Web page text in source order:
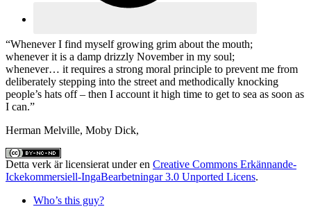
“Whenever I find myself growing grim about the mouth;
whenever it is a damp drizzly November in my soul;
whenever… it requires a strong moral principle to prevent me from
deliberately stepping into the street and methodically knocking
people’s hats off – then I account it high time to get to sea as soon as
I can.”
Herman Melville, Moby Dick,
Detta verk är licensierat under en Creative Commons Erkännande-
Ickekommersiell-IngaBearbetningar 3.0 Unported Licens.
Who’s this guy?